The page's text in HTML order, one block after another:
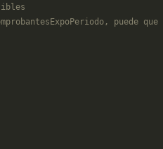
puede que